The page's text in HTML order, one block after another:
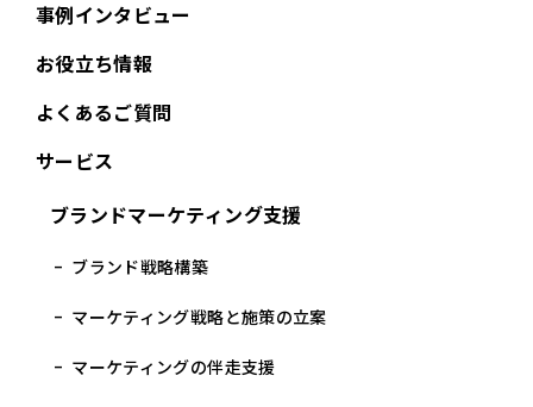
事例インタビュー
お役立ち情報
よくあるご質問
サービス
ブランドマーケティング支援
ブランド戦略構築
マーケティング戦略と施策の立案
マーケティングの伴走支援